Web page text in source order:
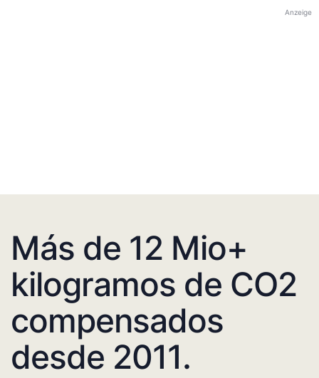
Anzeige
Más de 12 Mio+
kilogramos de CO2
compensados
desde 2011.